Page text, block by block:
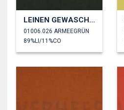
LEINEN GEWASCHEN 170 GM2
01006.026 ARMEEGRÜN
89%LI/11%CO